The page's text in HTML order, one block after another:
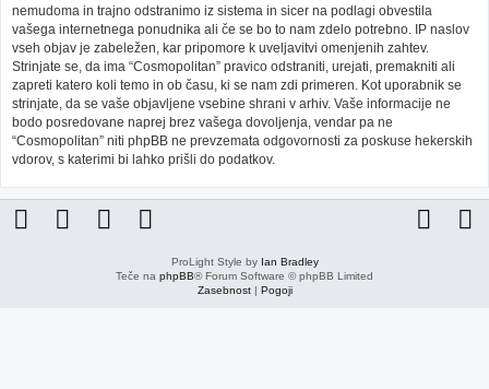
nemudoma in trajno odstranimo iz sistema in sicer na podlagi obvestila
vašega internetnega ponudnika ali če se bo to nam zdelo potrebno. IP naslov
vseh objav je zabeležen, kar pripomore k uveljavitvi omenjenih zahtev.
Strinjate se, da ima “Cosmopolitan” pravico odstraniti, urejati, premakniti ali
zapreti katero koli temo in ob času, ki se nam zdi primeren. Kot uporabnik se
strinjate, da se vaše objavljene vsebine shrani v arhiv. Vaše informacije ne
bodo posredovane naprej brez vašega dovoljenja, vendar pa ne
“Cosmopolitan” niti phpBB ne prevzemata odgovornosti za poskuse hekerskih
vdorov, s katerimi bi lahko prišli do podatkov.
ProLight Style by Ian Bradley
Teče na phpBB® Forum Software © phpBB Limited
Zasebnost| Pogoji